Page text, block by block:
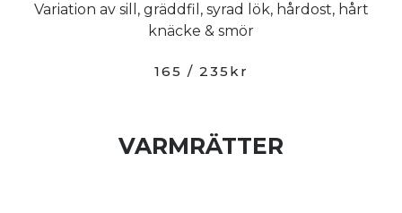
Variation av sill, gräddfil, syrad lök, hårdost, hårt
knäcke & smör
165 / 235kr
VARMRÄTTER